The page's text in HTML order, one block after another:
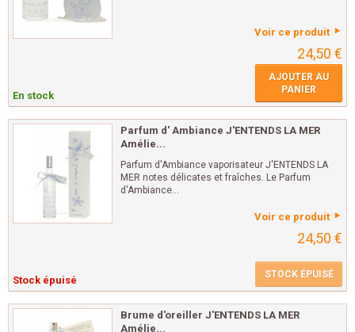
Voir ce produit
24,50 €
En stock
AJOUTER AU
PANIER
Parfum d' Ambiance J'ENTENDS LA MER
Amélie...
Parfum d'Ambiance vaporisateur J'ENTENDS LA
MER notes délicates et fraîches. Le Parfum
d'Ambiance...
Voir ce produit
24,50 €
Stock épuisé STOCK ÉPUISÉ
Brume d'oreiller J'ENTENDS LA MER
Amélie...